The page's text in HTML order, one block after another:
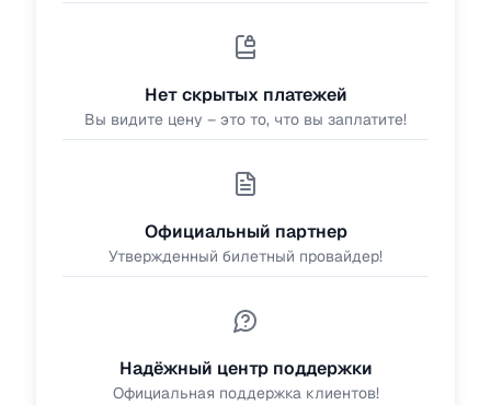
Нет скрытых платежей
Вы видите цену – это то, что вы заплатите!
Официальный партнер
Утвержденный билетный провайдер!
Надёжный центр поддержки
Официальная поддержка клиентов!